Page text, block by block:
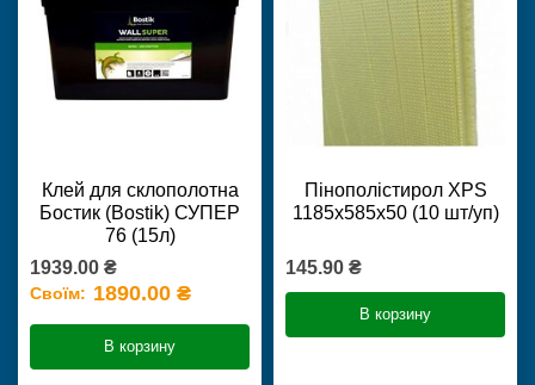
Клей для склополотна
Бостик (Bostik) СУПЕР
76 (15л)
1939.00 ₴
Своїм: 1890.00 ₴
В корзину
Пінополістирол XPS
1185х585х50 (10 шт/уп)
145.90 ₴
В корзину